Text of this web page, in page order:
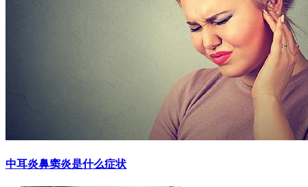
中耳炎鼻窦炎是什么症状